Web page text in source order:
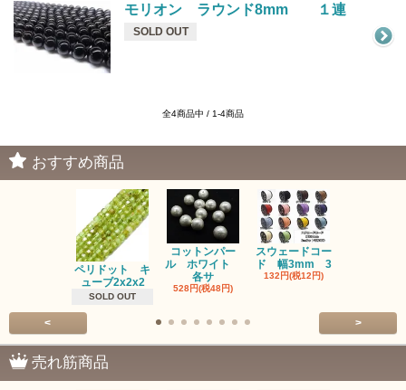
モリオン ラウンド8mm １連
SOLD OUT
全4商品中 / 1-4商品
おすすめ商品
ペリドット キ
ューブ2x2x2
SOLD OUT
コットンパー
ル ホワイト
各サ
528円(税48円)
スウェードコー
ド 幅3mm 3
132円(税12円)
< >
売れ筋商品